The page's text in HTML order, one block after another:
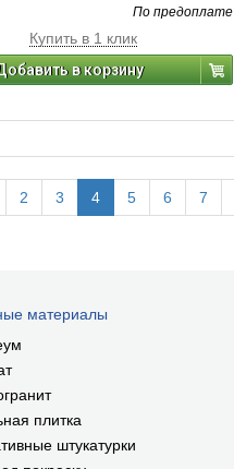
По предоплате
Купить в 1 клик
в корзину
2 3 4 5 6 7
материалы
плитка
штукатурки